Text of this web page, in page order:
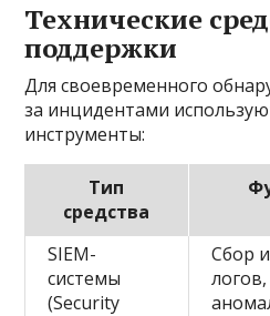
Технические
поддержки
Для своевременного
за инцидентами
инструменты:
Тип
средства
SIEM-
системы
(Security
Сбор